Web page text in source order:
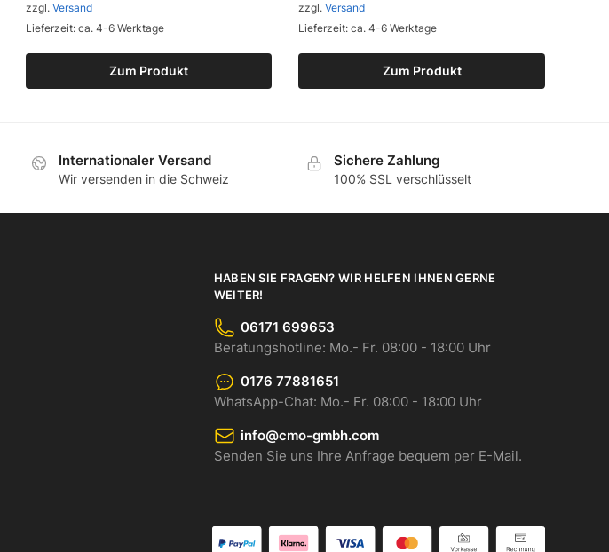
Zum Produkt
zzgl. Versand
Lieferzeit: ca. 4-6 Werktage
Zum Produkt
zzgl.Versand
Lieferzeit: ca. 4-6 Werktage
Internationaler Versand
Wir versenden in die Schweiz
Sichere Zahlung
100% SSL verschlüsselt
HABEN SIE FRAGEN? WIR HELFEN IHNEN GERNE
WEITER!
06171 699653
Beratungshotline: Mo.- Fr. 08:00 - 18:00 Uhr
0176 77881651
WhatsApp-Chat: Mo.- Fr. 08:00 - 18:00 Uhr
info@cmo-gmbh.com
Senden Sie uns Ihre Anfrage bequem per E-Mail.